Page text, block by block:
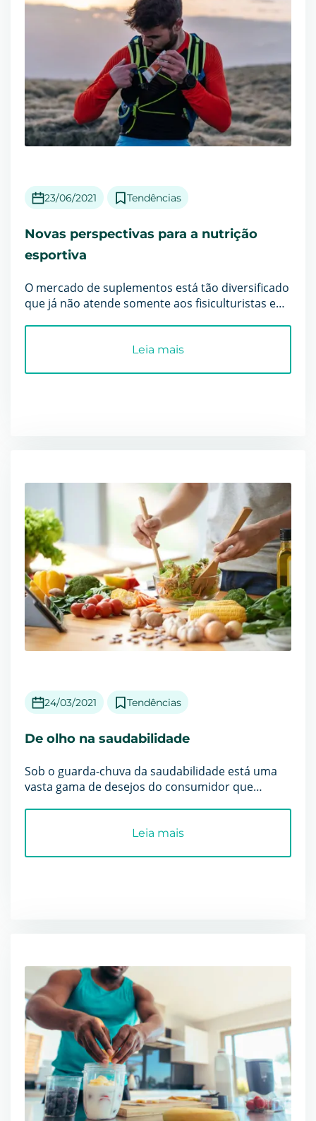
23/06/2021 Tendências
Novas perspectivas para a nutrição
esportiva
O mercado de suplementos está tão diversificado
que já não atende somente aos fisiculturistas e
Leia mais
24/03/2021 Tendências
De olho na saudabilidade
Sob o guarda-chuva da saudabilidade está uma
vasta gama de desejos do consumidor que
Leia mais